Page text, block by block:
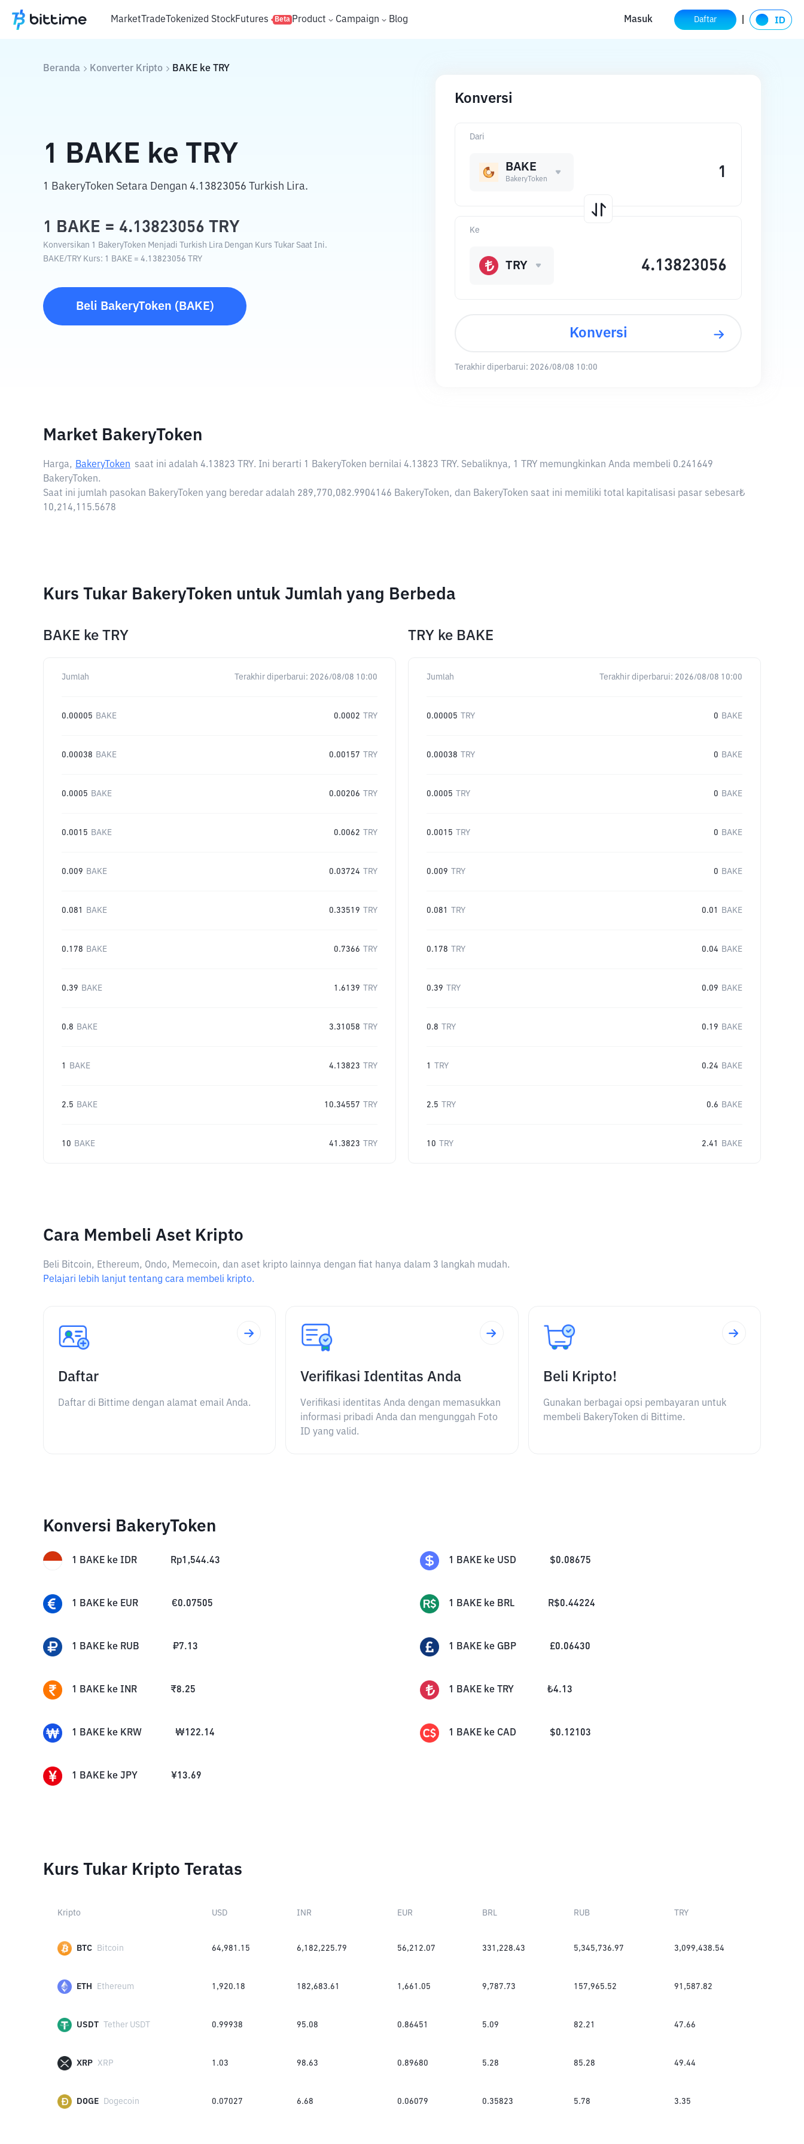
MarketTradeTokenized StockFutures Beta Product Campaign Blog Masuk Daftar
Beranda Konverter Kripto BAKE ke TRY
1 BAKE ke TRY
1 BakeryToken Setara Dengan 4.13823056 Turkish Lira.
1 BAKE = 4.13823056 TRY
Konversikan 1 BakeryToken Menjadi Turkish Lira Dengan Kurs Tukar Saat Ini.
BAKE/ TRY Kurs: 1 BAKE = 4.13823056 TRY
Beli BakeryToken ( BAKE)
Konversi
Dari
BAKE
BakeryToken
Ke
TRY
Konversi
Terakhir diperbarui: 2026/08/08 10:00
Market BakeryToken
Harga, BakeryToken saat ini adalah 4.13823 TRY. Ini berarti 1 BakeryToken bernilai 4.13823 TRY. Sebaliknya, 1 TRY memungkinkan Anda membeli 0.241649
BakeryToken.
Saat ini jumlah pasokan BakeryToken yang beredar adalah 289,770,082.9904146 BakeryToken, dan BakeryToken saat ini memiliki total kapitalisasi pasar sebesar₺
10,214,115.5678
Kurs Tukar BakeryToken untuk Jumlah yang Berbeda
BAKE ke TRY
Jumlah Terakhir diperbarui: 2026/08/08 10:00
0.00005 BAKE 0.0002 TRY
0.00038 BAKE 0.00157 TRY
0.0005 BAKE 0.00206 TRY
0.0015 BAKE 0.0062 TRY
0.009 BAKE 0.03724 TRY
0.081 BAKE 0.33519 TRY
0.178 BAKE 0.7366 TRY
0.39 BAKE 1.6139 TRY
0.8 BAKE 3.31058 TRY
1 BAKE 4.13823 TRY
2.5 BAKE 10.34557 TRY
10 BAKE 41.3823 TRY
TRY ke BAKE
Jumlah Terakhir diperbarui: 2026/08/08 10:00
0.00005 TRY 0 BAKE
0.00038 TRY 0 BAKE
0.0005 TRY 0 BAKE
0.0015 TRY 0 BAKE
0.009 TRY 0 BAKE
0.081 TRY 0.01 BAKE
0.178 TRY 0.04 BAKE
0.39 TRY 0.09 BAKE
0.8 TRY 0.19 BAKE
1 TRY 0.24 BAKE
2.5 TRY 0.6 BAKE
10 TRY 2.41 BAKE
Cara Membeli Aset Kripto
Beli Bitcoin, Ethereum, Ondo, Memecoin, dan aset kripto lainnya dengan fiat hanya dalam 3 langkah mudah.
Pelajari lebih lanjut tentang cara membeli kripto.
Daftar
Daftar di Bittime dengan alamat email Anda.
Verifikasi Identitas Anda
Verifikasi identitas Anda dengan memasukkan
informasi pribadi Anda dan mengunggah Foto
ID yang valid.
Beli Kripto!
Gunakan berbagai opsi pembayaran untuk
membeli BakeryToken di Bittime.
Konversi BakeryToken
1 BAKE ke IDR Rp1,544.43 1 BAKE ke USD $0.08675
1 BAKE ke EUR €0.07505 1 BAKE ke BRL R$0.44224
1 BAKE ke RUB ₽7.13 1 BAKE ke GBP £0.06430
1 BAKE ke INR ₹8.25 1 BAKE ke TRY ₺4.13
1 BAKE ke KRW ₩122.14 1 BAKE ke CAD $0.12103
1 BAKE ke JPY ¥13.69
Kurs Tukar Kripto Teratas
Kripto USD INR EUR BRL RUB TRY
BTC Bitcoin 64,981.15 6,182,225.79 56,212.07 331,228.43 5,345,736.97 3,099,438.54
ETH Ethereum 1,920.18 182,683.61 1,661.05 9,787.73 157,965.52 91,587.82
USDT Tether USDT 0.99938 95.08 0.86451 5.09 82.21 47.66
XRP XRP 1.03 98.63 0.89680 5.28 85.28 49.44
DOGE Dogecoin 0.07027 6.68 0.06079 0.35823 5.78 3.35